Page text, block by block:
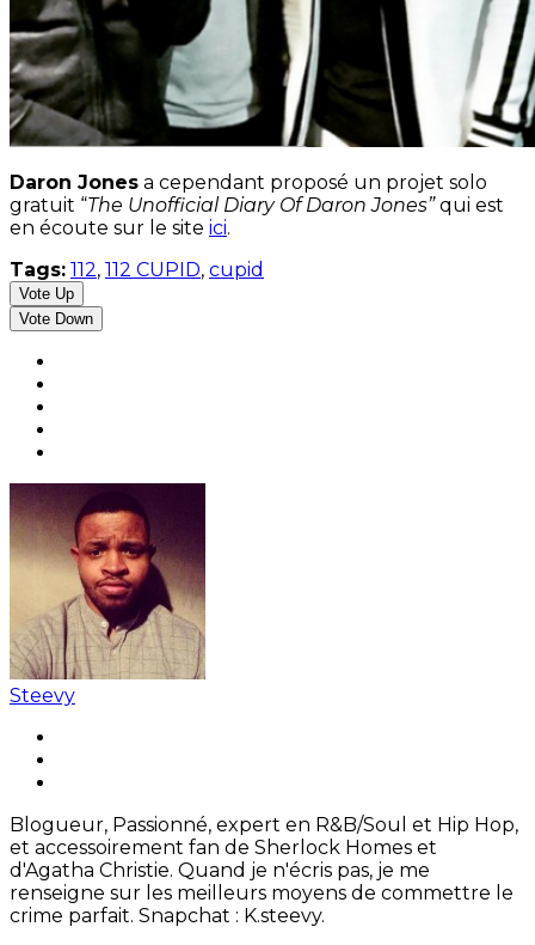
Daron Jones a cependant proposé un projet solo
gratuit “The Unofficial Diary Of Daron Jones”qui est
en écoute sur le site ici.
Tags: 112, 112 CUPID, cupid
Vote Up
Vote Down
Steevy
Blogueur, Passionné, expert en R&B/Soul et Hip Hop,
et accessoirement fan de Sherlock Homes et
d'Agatha Christie. Quand je n'écris pas, je me
renseigne sur les meilleurs moyens de commettre le
crime parfait. Snapchat : K.steevy.